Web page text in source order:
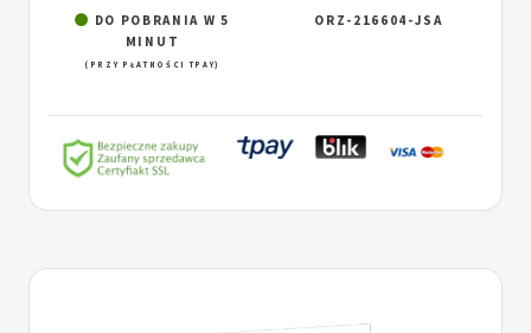
DO POBRANIA W 5
MINUT
(PRZY PŁATNOŚCI TPAY)
ORZ-216604-JSA